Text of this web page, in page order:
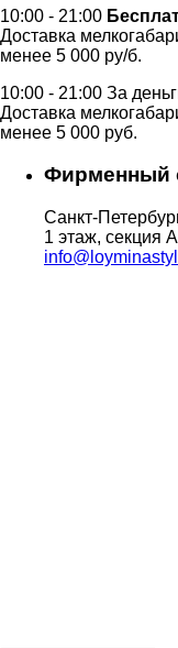
10:00 - 21:00
Доставка
менее 5 000 ру/б.
10:00 - 21:00 За
Доставка
менее 5 000 руб.
Фирменный
Санкт-
1 этаж, секция